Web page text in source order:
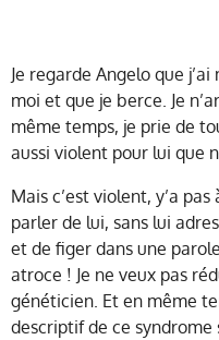
Je regarde Angelo que
moi et que je berce. Je
même temps, je prie de
aussi violent pour lui que
Mais c’est violent, y’a
parler de lui, sans lui
et de figer dans une
atroce ! Je ne veux pas
généticien. Et en même
descriptif de ce